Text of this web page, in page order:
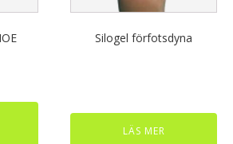
Silogel förfotsdyna
LÄS MER